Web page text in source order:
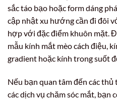
sắc táo bạo hoặc form dáng
cập nhật xu hướng cần đi đôi
hợp với đặc điểm khuôn mặt.
mẫu kính mắt mèo cách điệu,
gradient hoặc kính trong suốt
Nếu bạn quan tâm đến các
các dịch vụ chăm sóc mắt,